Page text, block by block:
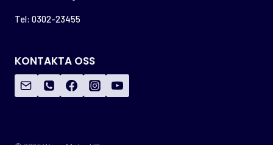
Tel: 0302-23455
KONTAKTA OSS